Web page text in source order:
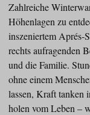
Zahlreiche
Höhenlagen zu
inszeniertem Aprés-
rechts aufragenden
und die Familie.
ohne einem
lassen, Kraft tanken
holen vom Leben –